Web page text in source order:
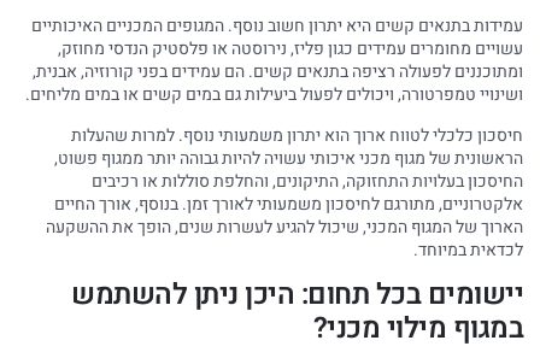
עמידות בתנאים קשים היא יתרון חשוב נוסף. המגופים המכניים האיכותיים
עשויים מחומרים עמידים כגון פליז, נירוסטה או פלסטיק הנדסי מחוזק,
ומתוכננים לפעולה רציפה בתנאים קשים. הם עמידים בפני קורוזיה, אבנית,
ושינויי טמפרטורה, ויכולים לפעול ביעילות גם במים קשים או במים מליחים.
חיסכון כלכלי לטווח ארוך הוא יתרון משמעותי נוסף. למרות שהעלות
הראשונית של מגוף מכני איכותי עשויה להיות גבוהה יותר ממגוף פשוט,
החיסכון בעלויות התחזוקה, התיקונים, והחלפת סוללות או רכיבים
אלקטרוניים, מתורגם לחיסכון משמעותי לאורך זמן. בנוסף, אורך החיים
הארוך של המגוף המכני, שיכול להגיע לעשרות שנים, הופך את ההשקעה
לכדאית במיוחד.
יישומים בכל תחום: היכן ניתן להשתמש
במגוף מילוי מכני?